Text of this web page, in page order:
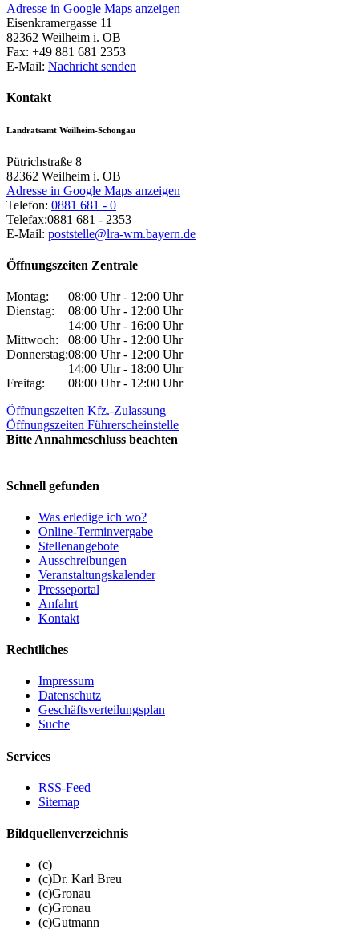
Adresse in Google Maps anzeigen
Eisenkramergasse 11
82362 Weilheim i. OB
Fax: +49 881 681 2353
E-Mail: Nachricht senden
Kontakt
Landratsamt Weilheim-Schongau
Pütrichstraße 8
82362 Weilheim i. OB
Adresse in Google Maps anzeigen
Telefon: 0881 681 - 0
Telefax:0881 681 - 2353
E-Mail: poststelle@lra-wm.bayern.de
Öffnungszeiten Zentrale
Montag:
08:00 Uhr - 12:00 Uhr
Dienstag:
08:00 Uhr - 12:00 Uhr
14:00 Uhr - 16:00 Uhr
Mittwoch:
08:00 Uhr - 12:00 Uhr
Donnerstag:08:00 Uhr - 12:00 Uhr
14:00 Uhr - 18:00 Uhr
Freitag:
08:00 Uhr - 12:00 Uhr
Öffnungszeiten Kfz.-Zulassung
Öffnungszeiten Führerscheinstelle
Bitte Annahmeschluss beachten
Schnell gefunden
Was erledige ich wo?
Online-Terminvergabe
Stellenangebote
Ausschreibungen
Veranstaltungskalender
Presseportal
Anfahrt
Kontakt
Rechtliches
Impressum
Datenschutz
Geschäftsverteilungsplan
Suche
Services
RSS-Feed
Sitemap
Bildquellenverzeichnis
(c)
(c)Dr. Karl Breu
(c)Gronau
(c)Gronau
(c)Gutmann